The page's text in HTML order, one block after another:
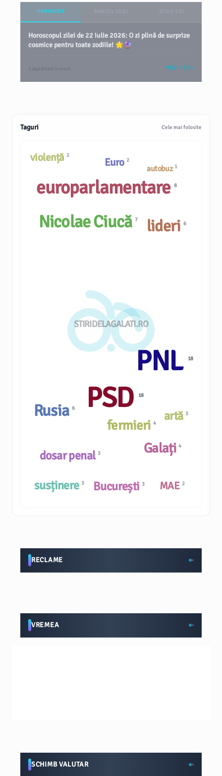
HOROSCOP
Horoscopul zilei de 22 iulie 2026: O zi plină de surprize
cosmice pentru toate zodiile! 🌟🔮
2 săptămâni în urmă VEZI TOT
Taguri Cele mai folosite
STIRIDELAGALATI.RO
Euro 2
dosar penal 3
autobuz 1
PNL 18
PSD 18
fermieri 4
București 3
artă 3
lideri6
Rusia6
europarlamentare8
Galați4
violență 2
susținere 3 MAE 2
Nicolae Ciucă7
RECLAME
VREMEA
SCHIMB VALUTAR